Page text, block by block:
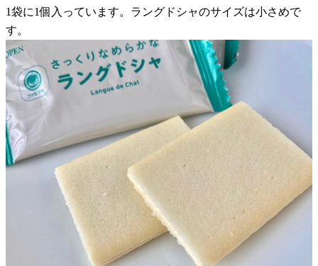
1袋に1個入っています。ラングドシャのサイズは小さめで
す。